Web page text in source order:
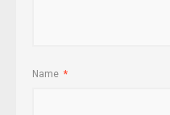
Name *